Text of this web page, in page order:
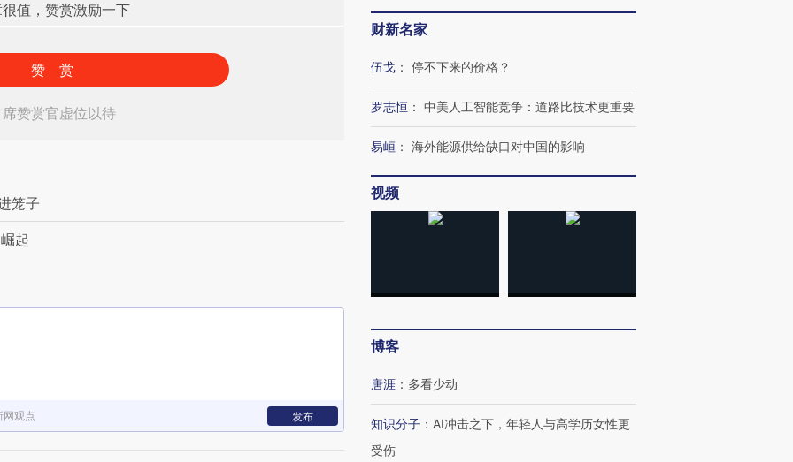
值，赞赏激励一下
赞 赏
赞赏官虚位以待
笼子
起
网观点 发布
财新名家
伍戈 ： 停不下来的价格？
罗志恒 ： 中美人工智能竞争：道路比技术更重要
易峘 ： 海外能源供给缺口对中国的影响
视频
博客
唐涯 ： 多看少动
知识分子 ： AI冲击之下，年轻人与高学历女性更
受伤